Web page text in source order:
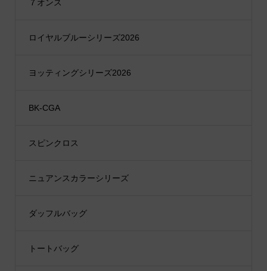
７オンス
ロイヤルブルーシリーズ2026
ヨッティングシリーズ2026
BK-CGA
スピンクロス
ニュアンスカラーシリーズ
ダッフルバッグ
トートバッグ